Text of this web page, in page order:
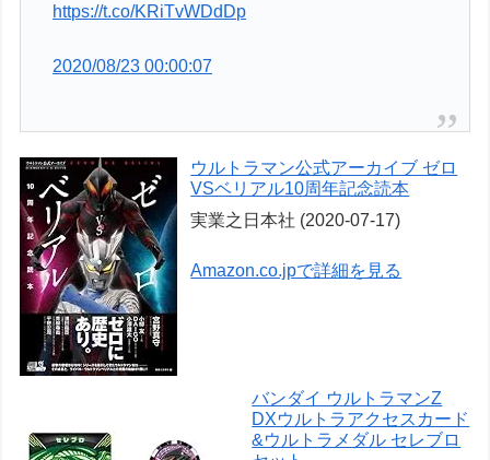
https://t.co/KRiTvWDdDp
2020/08/23 00:00:07
ウルトラマン公式アーカイブ ゼロ
VSベリアル10周年記念読本
実業之日本社 (2020-07-17)
Amazon.co.jpで詳細を見る
バンダイ ウルトラマンZ
DXウルトラアクセスカード
&ウルトラメダル セレブロ